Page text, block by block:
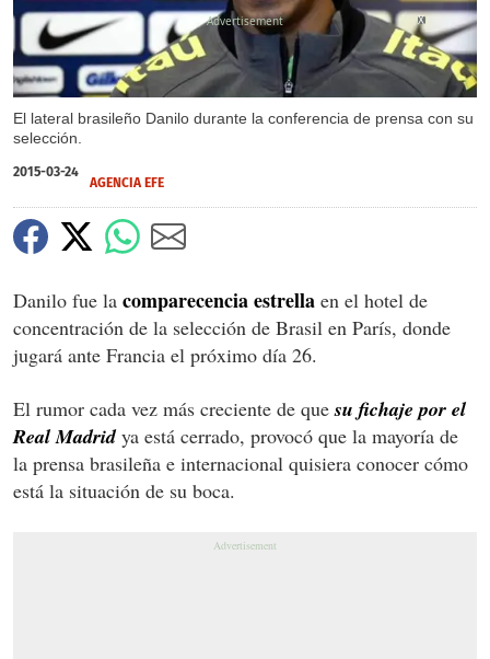
El lateral brasileño Danilo durante la conferencia de prensa con su
selección.
X
2015-03-24
AGENCIA EFE
Danilo fue la comparecencia estrella en el hotel de
concentración de la selección de Brasil en París, donde
jugará ante Francia el próximo día 26.
El rumor cada vez más creciente de quesu fichaje por el
Real Madrid ya está cerrado, provocó que la mayoría de
la prensa brasileña e internacional quisiera conocer cómo
está la situación de su boca.